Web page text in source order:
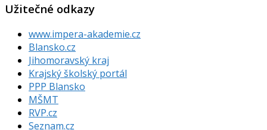
Užitečné odkazy
www.impera-akademie.cz
Blansko.cz
Jihomoravský kraj
Krajský školský portál
PPP Blansko
MŠMT
RVP.cz
Seznam.cz